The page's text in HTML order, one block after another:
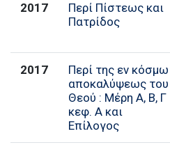
2017
Περί Πίστεως και
Πατρίδος
2017
Περί της εν κόσμω
αποκαλύψεως του
Θεού : Μέρη Α, Β, Γ
κεφ. Α και
Επίλογος